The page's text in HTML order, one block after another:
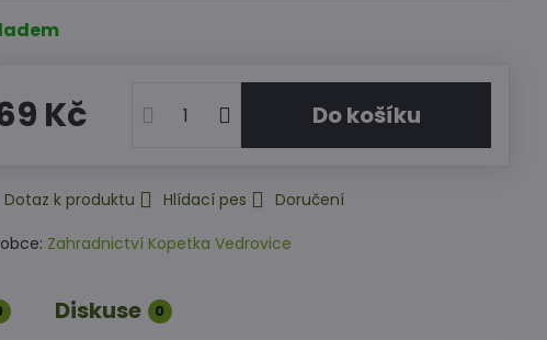
Kč Do košíku
Dotaz k produktu Hlídací pes
Doručení
Zahradnictví Kopetka Vedrovice
Diskuse 0